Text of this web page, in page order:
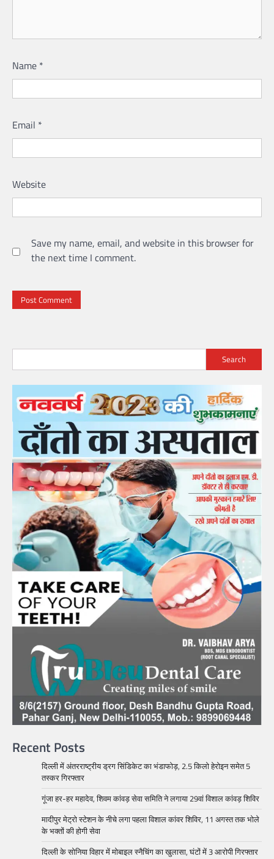
Name *
Email *
Website
Save my name, email, and website in this browser for
the next time I comment.
Search
Recent Posts
दिल्ली में अंतरराष्ट्रीय ड्रग सिंडिकेट का भंडाफोड़, 2.5 किलो हेरोइन समेत 5
तस्कर गिरफ्तार
गूंजा हर-हर महादेव, शिवम कांवड़ सेवा समिति ने लगाया 29वां विशाल कांवड़ शिविर
मादीपुर मेट्रो स्टेशन के नीचे लगा पहला विशाल कांवर शिविर, 11 अगस्त तक भोले
के भक्तों की होगी सेवा
दिल्ली के सोनिया विहार में मोबाइल स्नैचिंग का खुलासा, घंटों में 3 आरोपी गिरफ्तार